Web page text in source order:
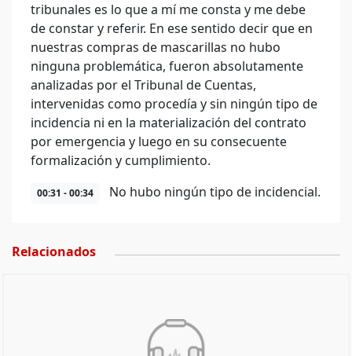
tribunales es lo que a mí me consta y me debe
de constar y referir. En ese sentido decir que en
nuestras compras de mascarillas no hubo
ninguna problemática, fueron absolutamente
analizadas por el Tribunal de Cuentas,
intervenidas como procedía y sin ningún tipo de
incidencia ni en la materialización del contrato
por emergencia y luego en su consecuente
formalización y cumplimiento.
00:31 - 00:34 No hubo ningún tipo de incidencial.
Relacionados